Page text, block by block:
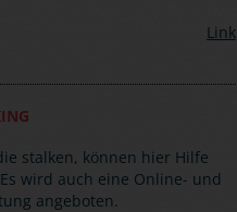
Link
stalken, können hier Hilfe
wird auch eine Online- und
angeboten.